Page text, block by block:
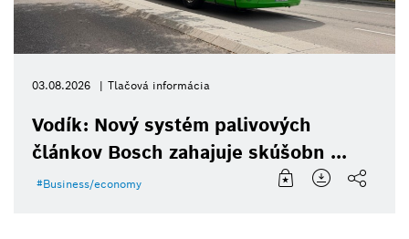
03.08.2026 Tlačová informácia
Vodík: Nový systém palivových
článkov Bosch zahajuje skúšobn ...
Business/economy